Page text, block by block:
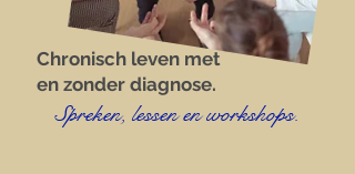
Chronisch leven met
en zonder diagnose.
Spreken, lessen en workshops.